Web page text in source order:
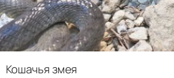
Кошачья змея